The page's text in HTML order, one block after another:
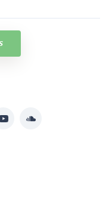
YouTubeSoundcloud